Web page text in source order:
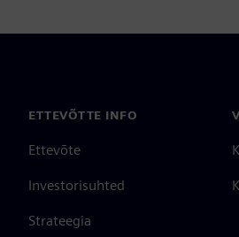
ETTEVÕTTE INFO
Ettevõte
Investorisuhted
Strateegia